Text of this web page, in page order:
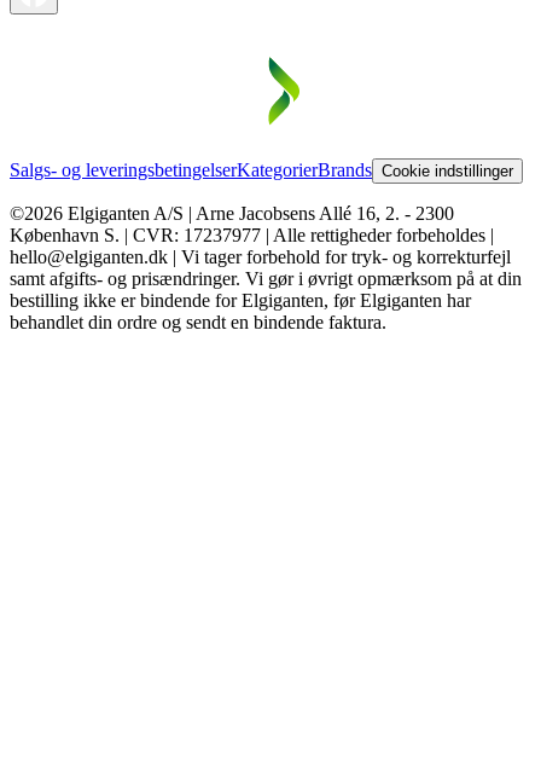
Salgs- og leveringsbetingelserKategorierBrands Cookie indstillinger
©2026 Elgiganten A/S | Arne Jacobsens Allé 16, 2. - 2300
København S. | CVR: 17237977 | Alle rettigheder forbeholdes |
hello@elgiganten.dk | Vi tager forbehold for tryk- og korrekturfejl
samt afgifts- og prisændringer. Vi gør i øvrigt opmærksom på at din
bestilling ikke er bindende for Elgiganten, før Elgiganten har
behandlet din ordre og sendt en bindende faktura.